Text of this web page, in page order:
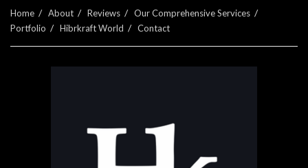
Home About Reviews
Our Comprehensive Services
Portfolio
Hibrkraft World Contact